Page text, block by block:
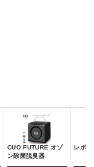
CUO FUTURE オゾ
ン除菌脱臭器
レボ